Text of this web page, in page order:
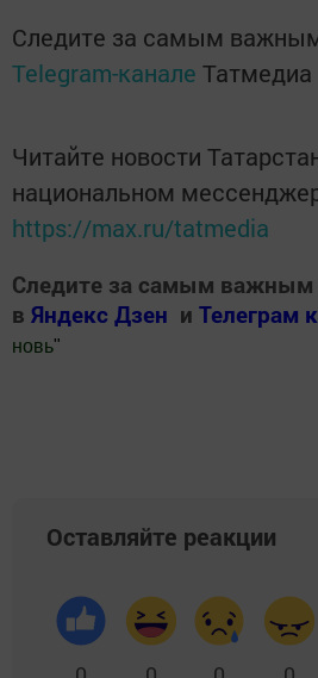
Следите за самым
Telegram-канале Татмедиа
Читайте новости
национальном
https://max.ru/tatmedia
Следите за самым важным
в Яндекс Дзен и Телеграм
новь"
Оставляйте реакции